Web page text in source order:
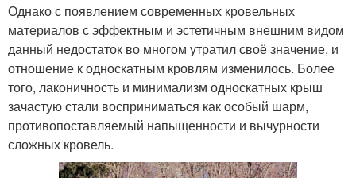
Однако с появлением современных кровельных
материалов с эффектным и эстетичным внешним видом
данный недостаток во многом утратил своё значение, и
отношение к односкатным кровлям изменилось. Более
того, лаконичность и минимализм односкатных крыш
зачастую стали восприниматься как особый шарм,
противопоставляемый напыщенности и вычурности
сложных кровель.